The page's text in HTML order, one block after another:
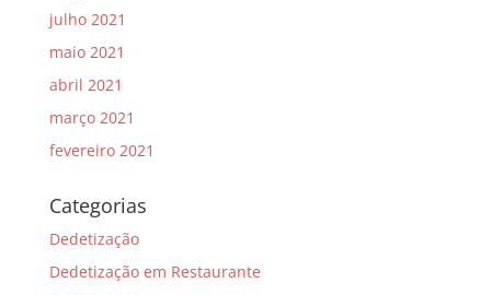
julho 2021
maio 2021
abril 2021
março 2021
fevereiro 2021
Categorias
Dedetização
Dedetização em Restaurante